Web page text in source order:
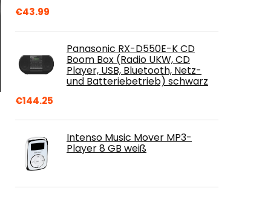
€43.99
Panasonic RX-D550E-K CD
Boom Box (Radio UKW, CD
Player, USB, Bluetooth, Netz-
und Batteriebetrieb) schwarz
€144.25
Intenso Music Mover MP3-
Player 8 GB weiß